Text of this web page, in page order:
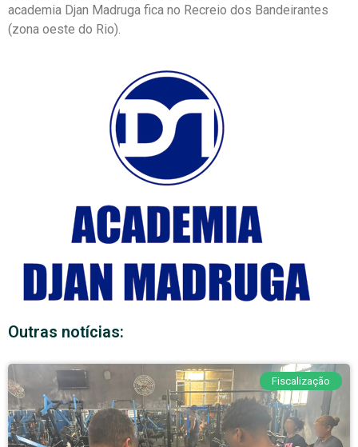
academia Djan Madruga fica no Recreio dos Bandeirantes
(zona oeste do Rio).
Outras notícias:
Fiscalização